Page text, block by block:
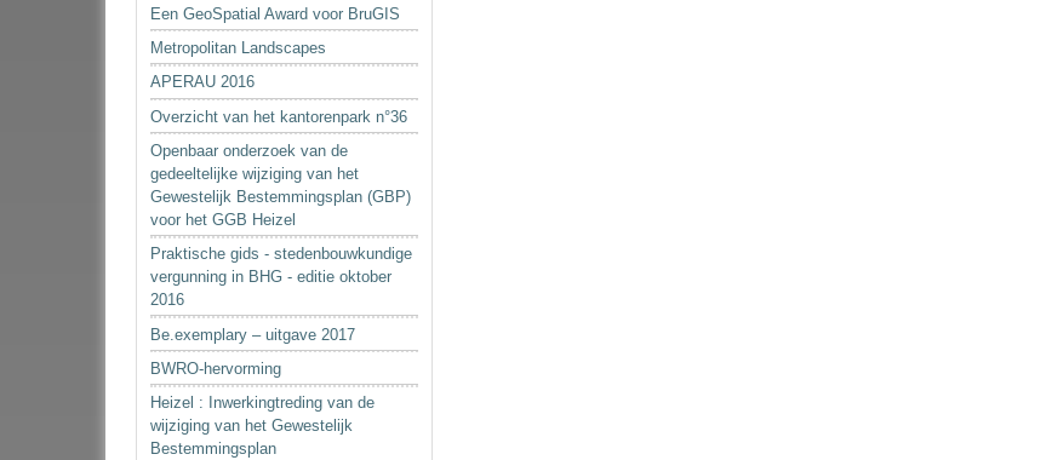
Een GeoSpatial Award voor BruGIS
Metropolitan Landscapes
APERAU 2016
Overzicht van het kantorenpark n°36
Openbaar onderzoek van de
gedeeltelijke wijziging van het
Gewestelijk Bestemmingsplan (GBP)
voor het GGB Heizel
Praktische gids - stedenbouwkundige
vergunning in BHG - editie oktober
2016
Be.exemplary – uitgave 2017
BWRO-hervorming
Heizel : Inwerkingtreding van de
wijziging van het Gewestelijk
Bestemmingsplan